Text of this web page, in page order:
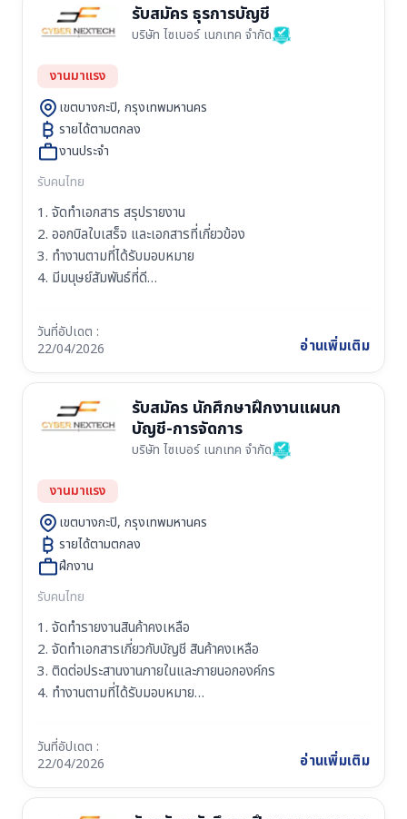
- มีประสบการณ์ขายลูกค้าองค์กร (B2B Sales) และสามารถนำ
เสนอสินค้าเชิงเทคนิค (Technical Products) หรือโซลูชัน
- หากมีประสบการณ์ในกลุ่มธุรกิจ Automation, System
Integrator (SI), Software Solution, IT Solution, ERP,
WMS, MES, Barcode/RFID Solution, Warehouse &
Logistics Solution, Industrial Equipment หรือ
Machinery
- มีทักษะการนำเสนอ การเจรจาต่อรอง และการสร้างความ
สัมพันธ์กับลูกค้า
- สามารถเรียนรู้ข้อมูลเชิงเทคนิคของสินค้า ระบบ และโซลูชันได้
- มีทักษะการวิเคราะห์ แก้ไขปัญหา และบริหารจัดการงานได้ดี
- บุคลิกภาพดี มีความกระตือรือร้น มุ่งเน้นผลลัพธ์ และสามารถ
- มีรถยนต์ส่วนตัวและใบอนุญาตขับขี่รถยนต์
- สามารถเดินทางเข้าพบลูกค้าและปฏิบัติงานต่างจังหวัดได้
วันทำงาน : จันทร์ - ศุกร์ เวลา 08:30 - 18:00 วันหยุด เสาร์ -
อาทิตย์
3. มีความรับผิดชอบในหน้าที่ มีวินัย ตรงต่อเวลา
4. มีทัศนคติที่ดีในการทำงาน และมีใจรักในงานบริการลูกค้า
เวลา
6. มีมนุษย์สัมพันธ์ที่ดี มีความอดทน ซื่อสัตย์ สุจริต
รับสมัคร ธุรการบัญชี
บริษัท ไซเบอร์ เนกเทค จำกัด
งานมาแรง
เขตบางกะปิ, กรุงเทพมหานคร
รายได้ตามตกลง
งานประจำ
รับคนไทย
1. จัดทำเอกสาร สรุปรายงาน
2. ออกบิลใบเสร็จ และเอกสารที่เกี่ยวข้อง
3. ทำงานตามที่ได้รับมอบหมาย
4. มีมนุษย์สัมพันธ์ที่ดี
คุณสมบัติผู้สมัคร
2. วุฒิการศึกษา ปวช. - ปริญญาตรี สาขาการบัญชี การจัดการ
หรือสาขาที่เกี่ยวข้อง
3. มีความรับผิดชอบในหน้าที่ มีวินัย ตรงต่อเวลา
4. มีทัศนคติที่ดีในการทำงาน และมีใจรักในงานบริการลูกค้า
เวลา
6. มีมนุษย์สัมพันธ์ที่ดี มีความอดทน ซื่อสัตย์ สุจริต
วันที่อัปเดต :
22/04/2026
อ่านเพิ่มเติม
รับสมัคร นักศึกษาฝึกงานแผนก
บัญชี-การจัดการ
บริษัท ไซเบอร์ เนกเทค จำกัด
งานมาแรง
เขตบางกะปิ, กรุงเทพมหานคร
รายได้ตามตกลง
ฝึกงาน
รับคนไทย
1. จัดทำรายงานสินค้าคงเหลือ
2. จัดทำเอกสารเกี่ยวกับบัญชี สินค้าคงเหลือ
3. ติดต่อประสานงานภายในและภายนอกองค์กร
4. ทำงานตามที่ได้รับมอบหมาย
คุณสมบัติผู้สมัคร
1. ศึกษาอยู่ในภาควิชาคอมพิวเตอร์ธุรกิจ, การจัดการ, การบัญชี
2. อยู่ระหว่างการศึกษา ภาคปวช, ภาคปวส, ภาคปริญญาตรี ใน
วันที่อัปเดต :
22/04/2026
อ่านเพิ่มเติม